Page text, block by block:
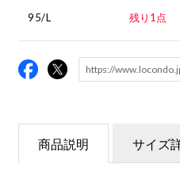
95/L 残り1点
商品説明 サイズ